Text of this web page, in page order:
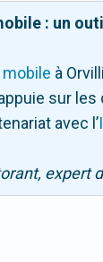
: un
à
sur
avec l ’
expert